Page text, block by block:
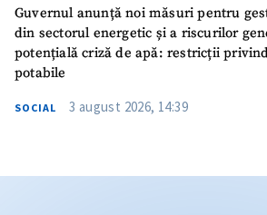
Guvernul anunță noi măsuri pentru
din sectorul energetic și a riscurilor
potențială criză de apă: restricții
potabile
SOCIAL 3 august 2026, 14:39